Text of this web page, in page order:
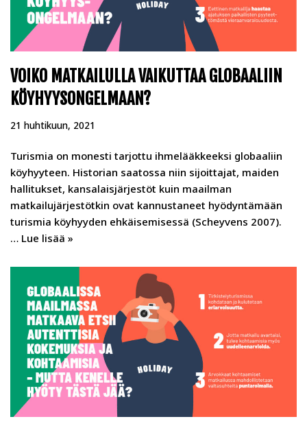
VOIKO MATKAILULLA VAIKUTTAA GLOBAALIIN
KÖYHYYSONGELMAAN?
21 huhtikuun, 2021
Turismia on monesti tarjottu ihmelääkkeeksi globaaliin
köyhyyteen. Historian saatossa niin sijoittajat, maiden
hallitukset, kansalaisjärjestöt kuin maailman
matkailujärjestötkin ovat kannustaneet hyödyntämään
turismia köyhyyden ehkäisemisessä (Scheyvens 2007).
… Lue lisää »